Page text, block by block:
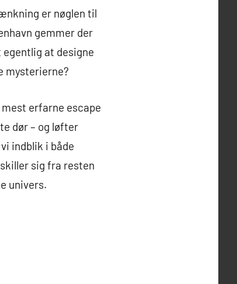
er nøglen til
gemmer der
at designe
mysterierne?
erfarne escape
dør – og løfter
indblik i både
sig fra resten
univers.